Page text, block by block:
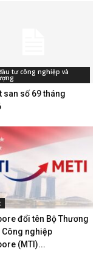
tư công nghiệp và
san số 69 tháng
đổi tên Bộ Thương
Công nghiệp
(MTI)...